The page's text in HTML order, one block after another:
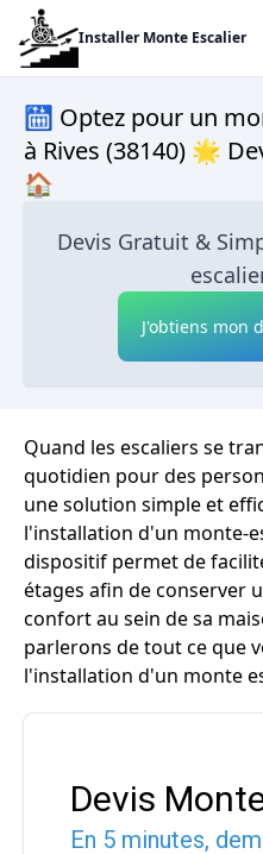
Installer Monte Escalier
🛗 Optez pour un
à Rives (38140) 🌟
🏠
Devis Gratuit &
J'obtiens mon
Quand les escaliers se
quotidien pour des
une solution simple et
l'installation d'un monte-
dispositif permet de
étages afin de conserver
confort au sein de sa
parlerons de tout ce que
l'installation d'un monte
Devis
En 5 minutes,